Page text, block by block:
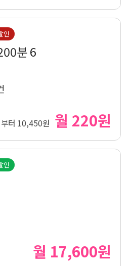
인
분 6
터 10,450원 월 220원
인
월 17,600원